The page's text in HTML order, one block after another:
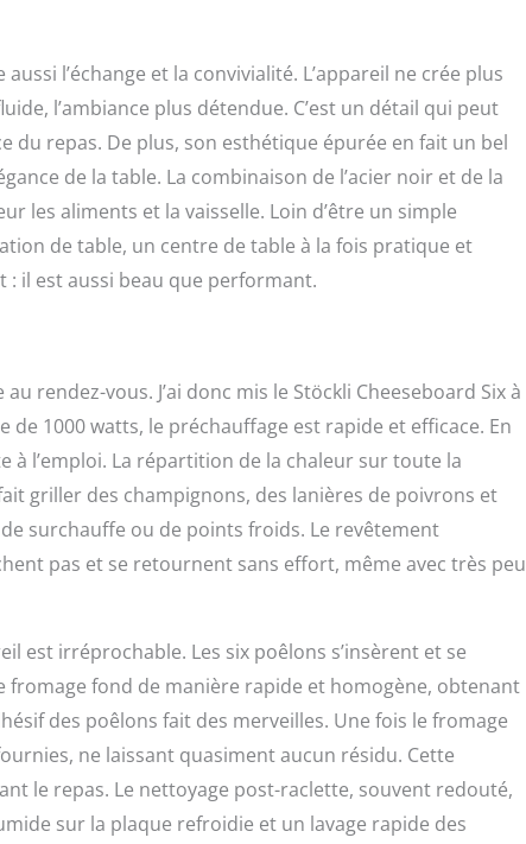
l’échange et la convivialité. L’appareil ne crée plus
l’ambiance plus détendue. C’est un détail qui peut
du repas. De plus, son esthétique épurée en fait un bel
de la table. La combinaison de l’acier noir et de la
les aliments et la vaisselle. Loin d’être un simple
de table, un centre de table à la fois pratique et
: il est aussi beau que performant.
rendez-vous. J’ai donc mis le Stöckli Cheeseboard Six à
de 1000 watts, le préchauffage est rapide et efficace. En
l’emploi. La répartition de la chaleur sur toute la
griller des champignons, des lanières de poivrons et
surchauffe ou de points froids. Le revêtement
pas et se retournent sans effort, même avec très peu
est irréprochable. Les six poêlons s’insèrent et se
fond de manière rapide et homogène, obtenant
des poêlons fait des merveilles. Une fois le fromage
ne laissant quasiment aucun résidu. Cette
le repas. Le nettoyage post-raclette, souvent redouté,
sur la plaque refroidie et un lavage rapide des